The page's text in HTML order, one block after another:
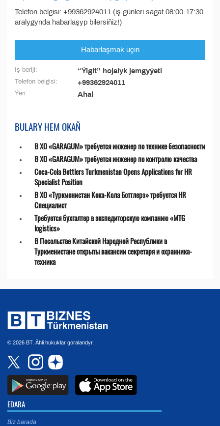
Telefon belgisi: +99362924011 (iş günleri sagat 08:00-17:30
aralygynda habarlaşyp bilersiňiz!)
Habarlaşmak üçin
Iş beriji: “Ýigit” hojalyk jemgyýeti
Telefon belgisi: +99362924011
Ýeri: Ahal
BULARY HEM OKAŇ
В ХО «GARAGUM» требуется инженер по технике безопасности
В ХО «GARAGUM» требуется инженер по контролю качества
Coca-Cola Bottlers Turkmenistan Opens Applications for HR
Specialist Position
В ХО «Туркменистан Кока-Кола Боттлерз» требуется HR
Специалист
Требуется бухгалтер в экспедиторскую компанию «MTG
logistics»
В Посольстве Китайской Народной Республики в
Туркменистане открыты вакансии секретаря и охранника-
техника
© 2026 BT. Ähli hukuklar goralandyr.
EDARA
Biz barada